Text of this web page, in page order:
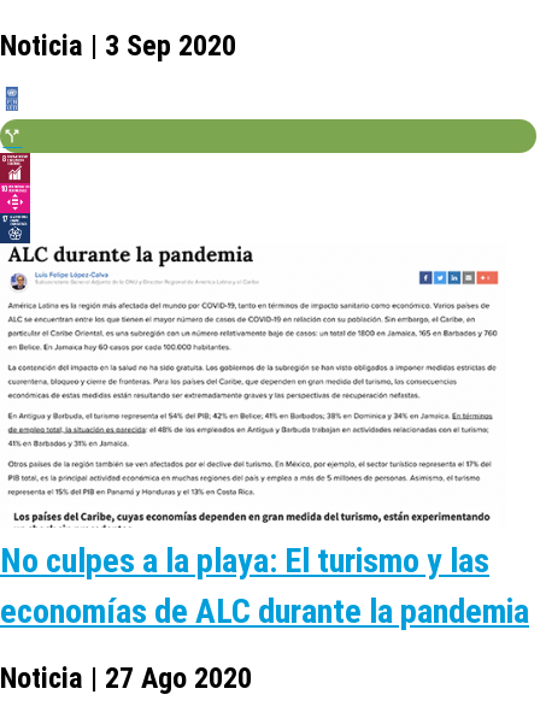
Noticia | 3 Sep 2020
No culpes a la playa: El turismo y las
economías de ALC durante la pandemia
Noticia | 27 Ago 2020